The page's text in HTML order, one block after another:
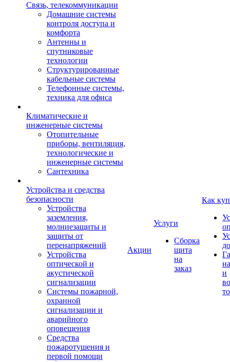
Связь, телекоммуникации
Домашние системы
контроля доступа и
комфорта
Антенны и
спутниковые
технологии
Структурированные
кабельные системы
Телефонные системы,
техника для офиса
Климатические и
инженерные системы
Отопительные
приборы, вентиляция,
технологические и
инженерные системы
Сантехника
Устройства и средства
безопасности
Устройства
заземления,
молниезащиты и
защиты от
перенапряжений
Устройства
оптической и
акустической
сигнализации
Системы пожарной,
охранной
сигнализации и
аварийного
оповещения
Средства
пожаротушения и
первой помощи
Акции
Услуги
Сборка
щита
на
заказ
Как
и